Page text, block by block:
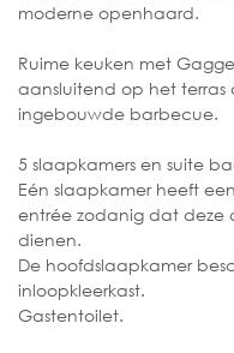
moderne openhaard.
Ruime keuken met
aansluitend op het terras
ingebouwde barbecue.
5 slaapkamers en suite
Eén slaapkamer heeft
entrée zodanig dat deze
dienen.
De hoofdslaapkamer
inloopkleerkast.
Gastentoilet.